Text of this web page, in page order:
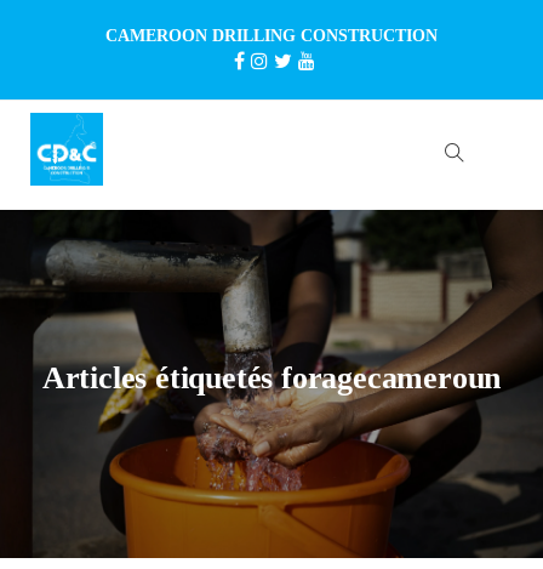
CAMEROON DRILLING CONSTRUCTION
Articles étiquetés foragecameroun